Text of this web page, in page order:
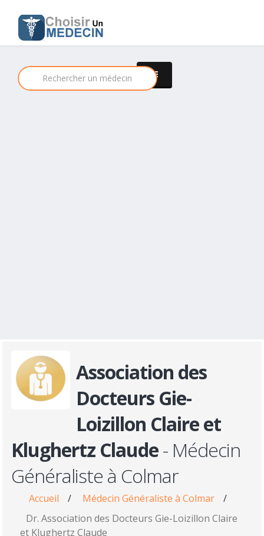
Association des
Docteurs Gie-
Loizillon Claire et
Klughertz Claude- Médecin
Généraliste à Colmar
Accueil / Médecin Généraliste à Colmar
/
Dr. Association des Docteurs Gie-Loizillon Claire
et Klughertz Claude